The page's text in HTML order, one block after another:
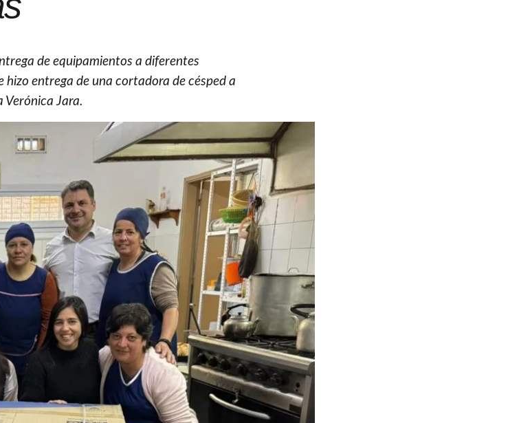
de equipamientos a diferentes
hizo entrega de una cortadora de césped a
Verónica Jara.